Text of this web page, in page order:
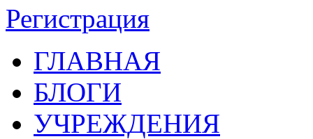
Регистрация
ГЛАВНАЯ
БЛОГИ
УЧРЕЖДЕНИЯ